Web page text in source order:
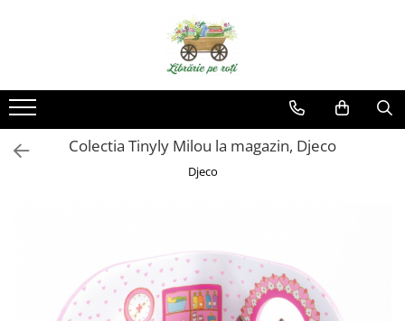
Colectia Tinyly Milou la magazin, Djeco
Djeco